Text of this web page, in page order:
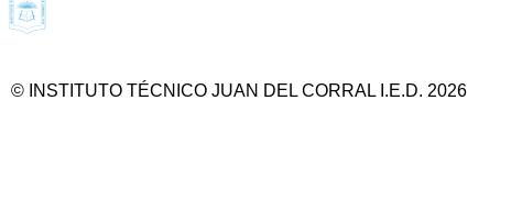
© INSTITUTO TÉCNICO JUAN DEL CORRAL I.E.D. 2026